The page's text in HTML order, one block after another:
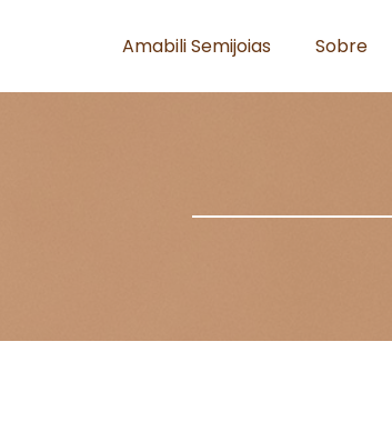
Amabili Semijoias Sobre